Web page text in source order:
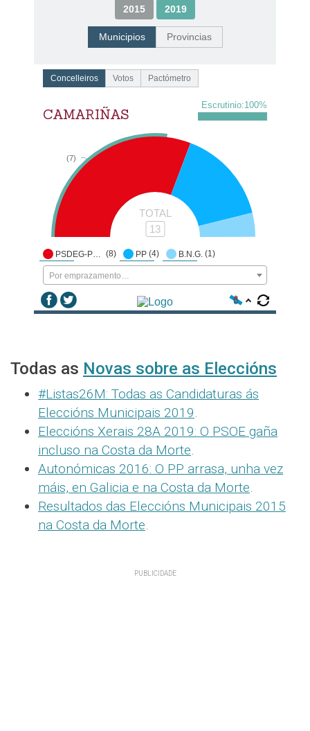
2015 2019
Municipios Provincias
Concelleiros Votos Pactómetro
CAMARIÑAS
Escrutinio:100%
(7)
TOTAL
13
(8) PP (4) B.N.G. (1)
Por emprazamento…
Todas as Novas sobre as Eleccións
#Listas26M: Todas as Candidaturas ás
Eleccións Municipais 2019.
Eleccións Xerais 28A 2019: O PSOE gaña
incluso na Costa da Morte.
Autonómicas 2016: O PP arrasa, unha vez
máis, en Galicia e na Costa da Morte.
Resultados das Eleccións Municipais 2015
na Costa da Morte.